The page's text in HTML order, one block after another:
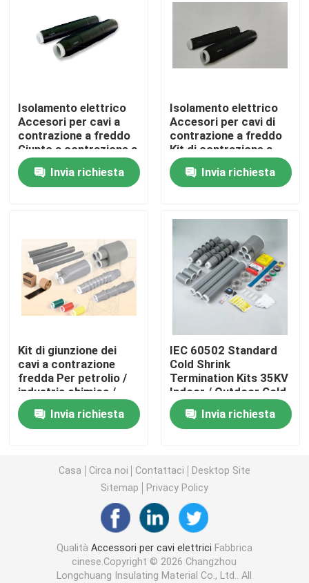
Visita alla fabbrica
Contattaci
Notizie
Accessori per cavi elettrici
Accessori per cavi termostatici
Kit di eliminazione del contrasto a freddo
Cappotti termostatici
Sleeve riduttore di calore della busbar
Collegamento intrecciato in rame
Manica di identificazione
Isolamento elettrico
Accesori per cavi a
contrazione a freddo
Giunto a contrazione a
freddo fino a 42 kV
connettore a
contrazione a freddo
Invia richiesta
Isolamento elettrico
Accesori per cavi di
contrazione a freddo
Kit di contrazione a
freddo fino a 42 kV Kit
di contrazione a
freddo
Invia richiesta
Kit di giunzione dei
cavi a contrazione
fredda Per petrolio /
industria chimica /
miniere Kit di
sigillamento dei cavi a
contrazione fredda
Invia richiesta
IEC 60502 Standard
Cold Shrink
Termination Kits 35KV
Indoor / Outdoor Cold
Shrink Splice Kits per
Cable Kit di
sigillamento dei cavi a
Invia richiesta
Casa Circa noi Contattaci
Desktop Site
Sitemap
Privacy Policy
Qualità Accessori per cavi elettrici Fabbrica
cinese.Copyright © 2026 Changzhou
Longchuang Insulating Material Co., Ltd.. All